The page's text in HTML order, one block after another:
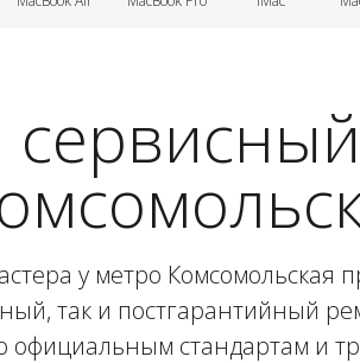
у метро Комсомольская
так и постгарантийный
официальным стандартам и